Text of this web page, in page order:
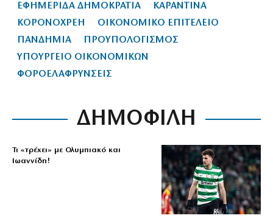
ΕΦΗΜΕΡΙΔΑ ΔΗΜΟΚΡΑΤΙΑ
ΚΑΡΑΝΤΙΝΑ
ΚΟΡΟΝΟΧΡΕΗ
ΟΙΚΟΝΟΜΙΚΟ ΕΠΙΤΕΛΕΙΟ
ΠΑΝΔΗΜΙΑ
ΠΡΟΥΠΟΛΟΓΙΣΜΟΣ
ΥΠΟΥΡΓΕΙΟ ΟΙΚΟΝΟΜΙΚΩΝ
ΦΟΡΟΕΛΑΦΡΥΝΣΕΙΣ
ΔΗΜΟΦΙΛΗ
Τι «τρέχει» με Ολυμπιακό και
Ιωαννίδη!